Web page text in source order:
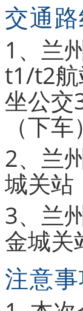
交通
1、兰
t1/t2航
坐公交
（下
2、兰
城关站
3、兰
金城关
注意